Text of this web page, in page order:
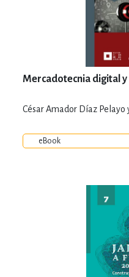
Mercadotecnia digital
César Amador Díaz Pelayo
eBook